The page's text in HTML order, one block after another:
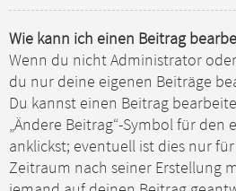
Wie kann ich einen Beitrag
Wenn du nicht Administrator
du nur deine eigenen Beiträge
Du kannst einen Beitrag
„Ändere Beitrag“-Symbol für
anklickst; eventuell ist dies nur
Zeitraum nach seiner Erstellung